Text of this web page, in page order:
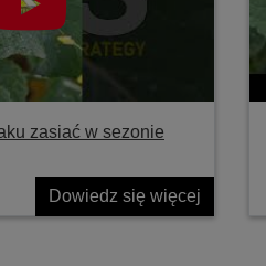
zasiać w sezonie
Dowiedz się więcej